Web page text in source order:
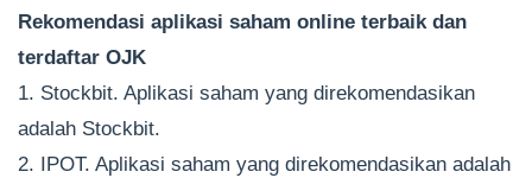
Rekomendasi aplikasi saham online terbaik dan
terdaftar OJK
1. Stockbit. Aplikasi saham yang direkomendasikan
adalah Stockbit.
2. IPOT. Aplikasi saham yang direkomendasikan adalah